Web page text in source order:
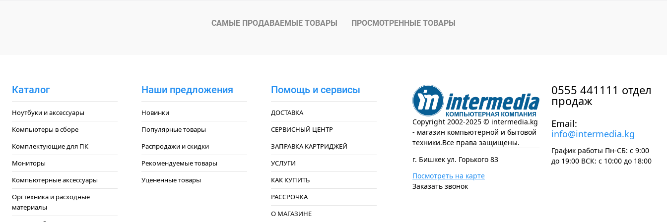
САМЫЕ ПРОДАВАЕМЫЕ ТОВАРЫ ПРОСМОТРЕННЫЕ ТОВАРЫ
Каталог
Ноутбуки и аксессуары
Компьютеры в сборе
Комплектующие для ПК
Мониторы
Компьютерные аксессуары
Оргтехника и расходные
материалы
Наши предложения
Новинки
Популярные товары
Распродажи и скидки
Рекомендуемые товары
Уцененные товары
Помощь и сервисы
ДОСТАВКА
СЕРВИСНЫЙ ЦЕНТР
ЗАПРАВКА КАРТРИДЖЕЙ
УСЛУГИ
КАК КУПИТЬ
РАССРОЧКА
О МАГАЗИНЕ
Copyright 2002-2025 © intermedia.kg
- магазин компьютерной и бытовой
техники.Все права защищены.
г. Бишкек ул. Горького 83
Посмотреть на карте
Заказать звонок
0555 441111 отдел
продаж
Email:
info@intermedia.kg
График работы Пн-СБ: с 9:00
до 19:00 ВСК: с 10:00 до 18:00